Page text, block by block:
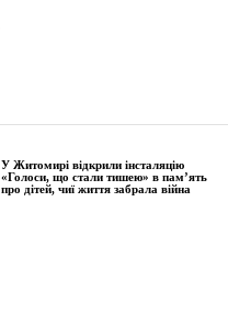
У Житомирі відкрили інсталяцію
«Голоси, що стали тишею» в пам’ять
про дітей, чиї життя забрала війна